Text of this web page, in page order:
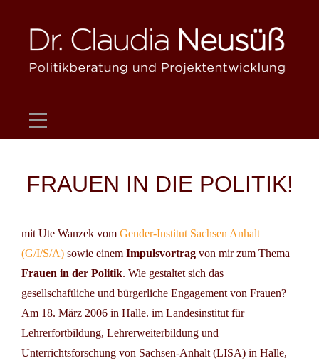
content
FRAUEN IN DIE POLITIK!
mit Ute Wanzek vom Gender-Institut Sachsen Anhalt
(G/I/S/A) sowie einem Impulsvortrag von mir zum Thema
Frauen in der Politik. Wie gestaltet sich das
gesellschaftliche und bürgerliche Engagement von Frauen?
Am 18. März 2006 in Halle. im Landesinstitut für
Lehrerfortbildung, Lehrerweiterbildung und
Unterrichtsforschung von Sachsen-Anhalt (LISA) in Halle,
Beitragsnavigation